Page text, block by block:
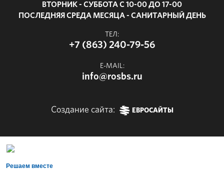
ВТОРНИК - СУББОТА С 10-00 ДО 17-00
ПОСЛЕДНЯЯ СРЕДА МЕСЯЦА - САНИТАРНЫЙ ДЕНЬ
ТЕЛ:
+7 (863) 240-79-56
E-MAIL:
info@rosbs.ru
Создание сайта: ЕВРОСАЙТЫ
Решаем вместе